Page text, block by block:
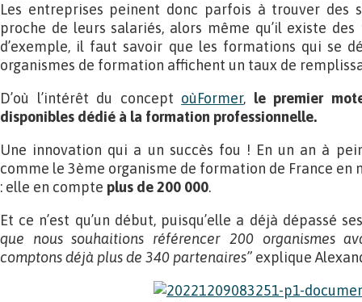
Les entreprises peinent donc parfois à trouver des
proche de leurs salariés, alors même qu’il existe
d’exemple, il faut savoir que les formations qui se
organismes de formation affichent un taux de
D’où l’intérêt du concept oùFormer, le premier
disponibles dédié à la formation professionnelle.
Une innovation qui a un succès fou ! En un an à
comme le 3ème organisme de formation de France en
: elle en compte plus de 200 000.
Et ce n’est qu’un début, puisqu’elle a déjà dépassé
que nous souhaitions référencer 200 organismes
comptons déjà plus de 340 partenaires” explique